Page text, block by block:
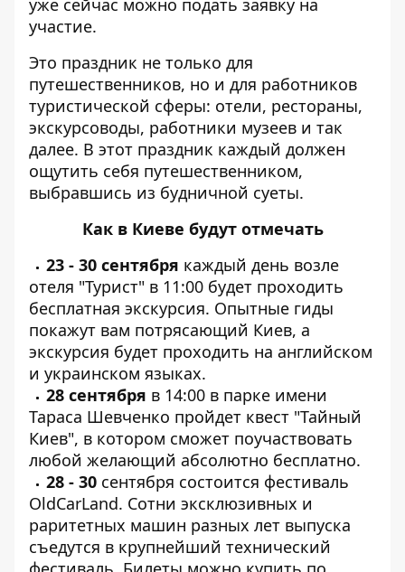
уже сейчас можно подать заявку на
участие.
Это праздник не только для
путешественников, но и для работников
туристической сферы: отели, рестораны,
экскурсоводы, работники музеев и так
далее. В этот праздник каждый должен
ощутить себя путешественником,
выбравшись из будничной суеты.
Как в Киеве будут отмечать
23 - 30 сентября каждый день возле
отеля "Турист" в 11:00 будет проходить
бесплатная экскурсия. Опытные гиды
покажут вам потрясающий Киев, а
экскурсия будет проходить на английском
и украинском языках.
28 сентября в 14:00 в парке имени
Тараса Шевченко пройдет квест "Тайный
Киев", в котором сможет поучаствовать
любой желающий абсолютно бесплатно.
28 - 30 сентября состоится фестиваль
OldCarLand. Сотни эксклюзивных и
раритетных машин разных лет выпуска
съедутся в крупнейший технический